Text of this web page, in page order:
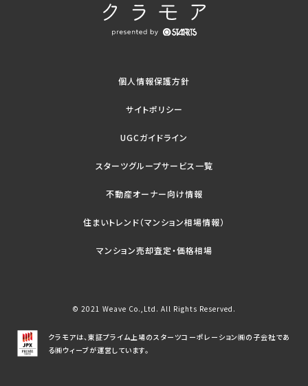
個人情報保護方針
サイトポリシー
UGCガイドライン
スターツグループサービス一覧
不動産オーナー向け情報
住まいトレンド（マンション相場情報）
マンション売却査定・価格相場
© 2021 Weave Co.,Ltd. All Rights Reserved.
クラモアは、東証プライム上場のスターツコーポレーション㈱の子会社であ
る㈱ウィーブが運営しています。